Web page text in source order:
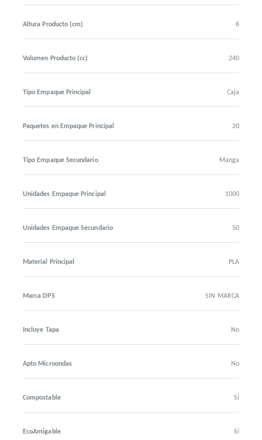
Altura Producto (cm) 6
Volumen Producto (cc) 240
Tipo Empaque Principal Caja
Paquetes en Empaque Principal 20
Tipo Empaque Secundario Manga
Unidades Empaque Principal 1000
Unidades Empaque Secundario 50
Material Principal PLA
Marca DPS SIN MARCA
Incluye Tapa No
Apto Microondas No
Compostable Si
EcoAmigable Si